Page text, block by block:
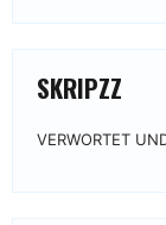
SKRIPZZ
VERWORTET